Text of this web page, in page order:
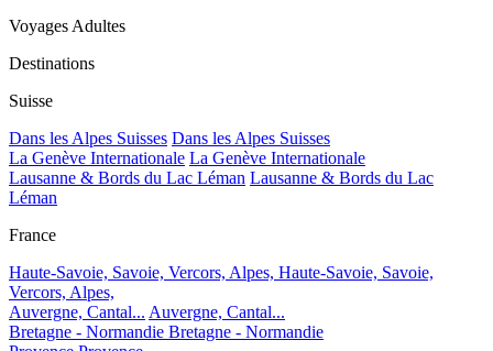
Voyages Adultes
Destinations
Suisse
Dans les Alpes Suisses Dans les Alpes Suisses
La Genève Internationale La Genève Internationale
Lausanne & Bords du Lac Léman Lausanne & Bords du Lac
Léman
France
Haute-Savoie, Savoie, Vercors, Alpes, Haute-Savoie, Savoie,
Vercors, Alpes,
Auvergne, Cantal... Auvergne, Cantal...
Bretagne - Normandie Bretagne - Normandie